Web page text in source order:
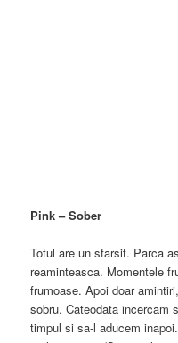
Pink – Sober
Totul are un sfarsit. Parca
reaminteasca. Momentele
frumoase. Apoi doar
sobru. Cateodata incercam
timpul si sa-l aducem